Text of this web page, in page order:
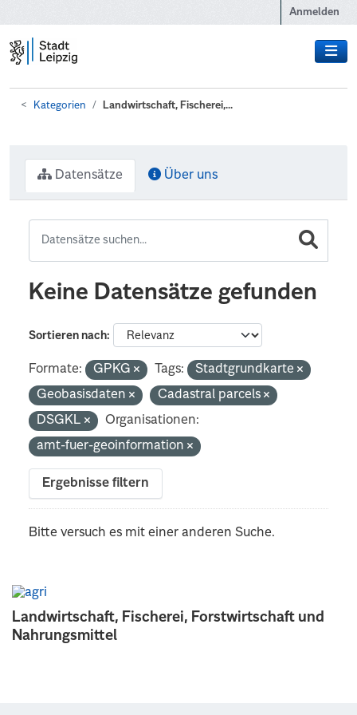
Anmelden
Kategorien Landwirtschaft, Fischerei,...
Landwirtschaft, Fischerei, Forstwirtschaft und
Nahrungsmittel
Datensätze Über uns
Keine Datensätze gefunden
Sortieren nach
Formate: GPKG Tags:
Stadtgrundkarte
Geobasisdaten
Cadastral parcels
DSGKL
Organisationen:
amt-fuer-geoinformation
Ergebnisse filtern
Bitte versuch es mit einer anderen Suche.